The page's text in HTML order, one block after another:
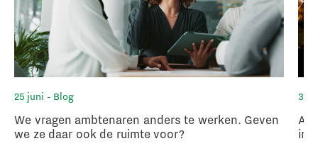
25 juni - Blog
We vragen ambtenaren anders te werken. Geven
we ze daar ook de ruimte voor?
3
in